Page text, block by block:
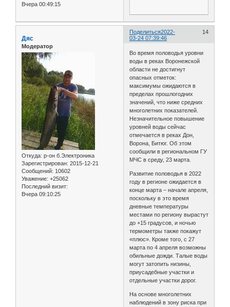
Вчера 00:49:15
Поделиться 14
2022-
03-24 07:39:46
Дяс
Модератор
Откуда: р-он б.Электроника
Зарегистрирован: 2015-12-21
Сообщений: 10602
Уважение: +25062
Последний визит:
Вчера 09:10:25
Во время половодья уровни
воды в реках Воронежской
области не достигнут
опасных отметок:
максимумы ожидаются в
пределах прошлогодних
значений, что ниже средних
многолетних показателей.
Незначительное повышение
уровней воды сейчас
отмечается в реках Дон,
Ворона, Битюг. Об этом
сообщили в региональном ГУ
МЧС в среду, 23 марта.
Развитие половодья в 2022
году в регионе ожидается в
конце марта – начале апреля,
поскольку в это время
дневные температуры
местами по региону вырастут
до +15 градусов, и ночью
термометры также покажут
«плюс». Кроме того, с 27
марта по 4 апреля возможны
обильные дожди. Талые воды
могут затопить низины,
приусадебные участки и
отдельные участки дорог.
На основе многолетних
наблюдений в зону риска при